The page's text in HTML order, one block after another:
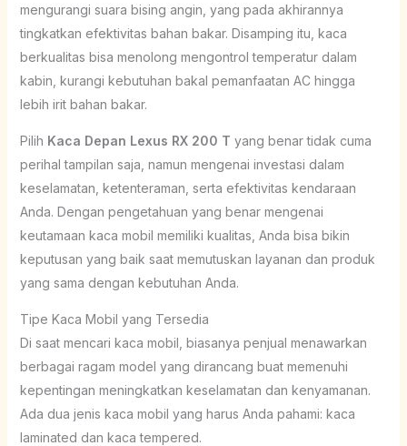
mengurangi suara bising angin, yang pada akhirannya
tingkatkan efektivitas bahan bakar. Disamping itu, kaca
berkualitas bisa menolong mengontrol temperatur dalam
kabin, kurangi kebutuhan bakal pemanfaatan AC hingga
lebih irit bahan bakar.
Pilih Kaca Depan Lexus RX 200 T yang benar tidak cuma
perihal tampilan saja, namun mengenai investasi dalam
keselamatan, ketenteraman, serta efektivitas kendaraan
Anda. Dengan pengetahuan yang benar mengenai
keutamaan kaca mobil memiliki kualitas, Anda bisa bikin
keputusan yang baik saat memutuskan layanan dan produk
yang sama dengan kebutuhan Anda.
Tipe Kaca Mobil yang Tersedia
Di saat mencari kaca mobil, biasanya penjual menawarkan
berbagai ragam model yang dirancang buat memenuhi
kepentingan meningkatkan keselamatan dan kenyamanan.
Ada dua jenis kaca mobil yang harus Anda pahami: kaca
laminated dan kaca tempered.